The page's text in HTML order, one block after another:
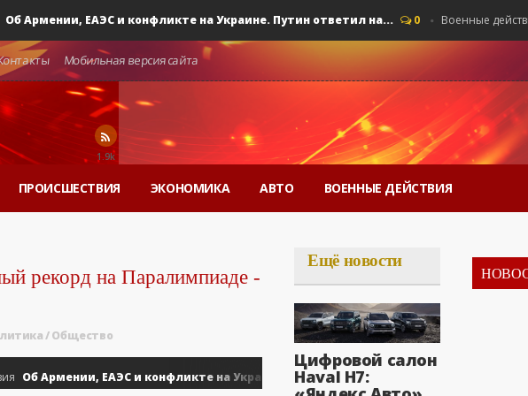
ЕАЭС и конфликте на Украине. Путин ответил на... 0 Военные действия
Мобильная версия сайта
1.9k
ПРОИСШЕСТВИЯ ЭКОНОМИКА АВТО ВОЕННЫЕ ДЕЙСТВИЯ
рекорд на Паралимпиаде -
/Общество
Армении, ЕАЭС и конфликте на Украине. Путин ответил на...
Ещё новости
Цифровой салон
Haval H7: